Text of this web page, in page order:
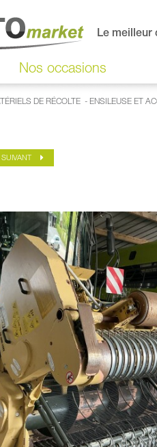
Le meilleur
Nos occasions
DE RÉCOLTE - ENSILEUSE ET
SUIVANT